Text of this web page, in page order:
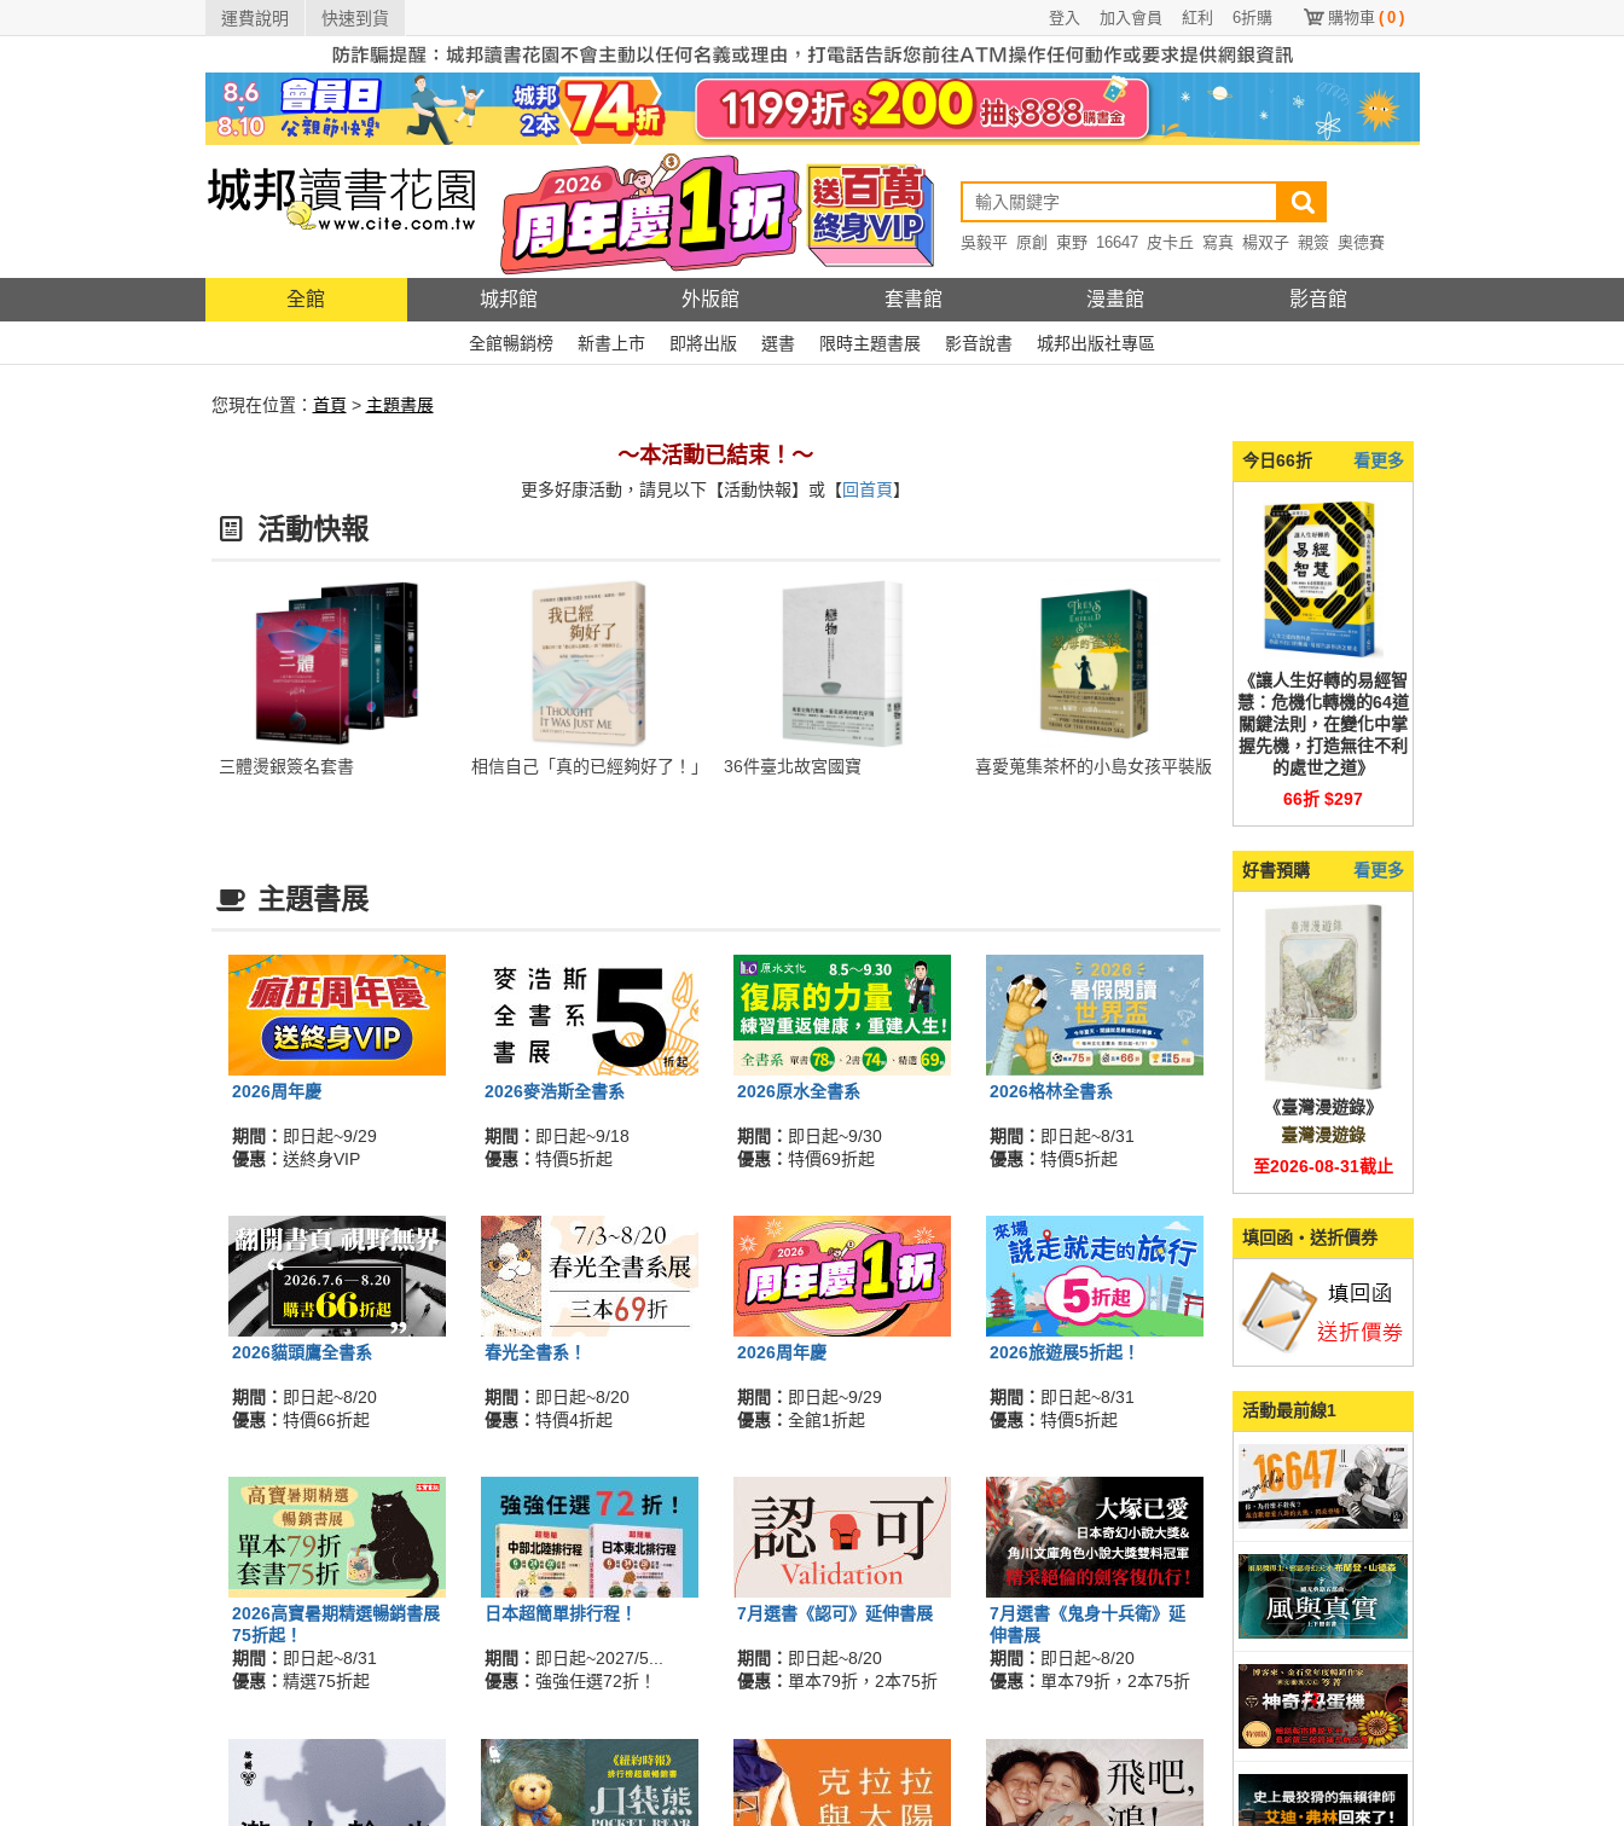
運費說明 快速到貨 購物車 ( 0 )
6折購
紅利
加入會員
登入
吳毅平 原創 東野 16647 皮卡丘 寫真 楊双子 親簽 奧德賽
全館 城邦館 外版館 套書館 漫畫館 影音館
全館暢銷榜 新書上市 即將出版 選書 限時主題書展 影音說書 城邦出版社專區
您現在位置： 首頁 > 主題書展
～本活動已結束！～
更多好康活動，請見以下【活動快報】或【回首頁】
活動快報
三體燙銀簽名套書 相信自己「真的已經夠好了！」 36件臺北故宮國寶 喜愛蒐集茶杯的小島女孩平裝版
主題書展
2026周年慶
期間： 即日起~9/29
優惠：送終身VIP
2026麥浩斯全書系
期間： 即日起~9/18
優惠：特價5折起
2026原水全書系
期間： 即日起~9/30
優惠：特價69折起
2026格林全書系
期間： 即日起~8/31
優惠：特價5折起
2026貓頭鷹全書系
期間： 即日起~8/20
優惠：特價66折起
春光全書系！
期間： 即日起~8/20
優惠：特價4折起
2026周年慶
期間： 即日起~9/29
優惠：全館1折起
2026旅遊展5折起！
期間： 即日起~8/31
優惠：特價5折起
2026高寶暑期精選暢銷書展
75折起！
期間： 即日起~8/31
優惠：精選75折起
日本超簡單排行程！
期間： 即日起~2027/5...
優惠：強強任選72折！
7月選書《認可》延伸書展
期間： 即日起~8/20
優惠：單本79折，2本75折
7月選書《鬼身十兵衛》延
伸書展
期間： 即日起~8/20
優惠：單本79折，2本75折
今日66折 看更多
《讓人生好轉的易經智
慧：危機化轉機的64道
關鍵法則，在變化中掌
握先機，打造無往不利
的處世之道》
66折 $297
好書預購 看更多
《臺灣漫遊錄》
臺灣漫遊錄
至2026-08-31截止
填回函‧送折價券
活動最前線1